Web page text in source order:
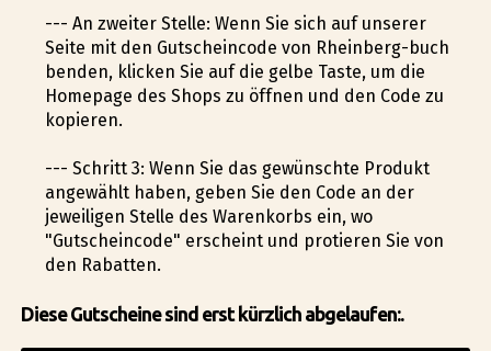
--- An zweiter Stelle: Wenn Sie sich auf unserer
Seite mit den Gutscheincode von Rheinberg-buch
befinden, klicken Sie auf die gelbe Taste, um die
Homepage des Shops zu öffnen und den Code zu
kopieren.
--- Schritt 3: Wenn Sie das gewünschte Produkt
angewählt haben, geben Sie den Code an der
jeweiligen Stelle des Warenkorbs ein, wo
"Gutscheincode" erscheint und profitieren Sie von
den Rabatten.
Diese Gutscheine sind erst kürzlich abgelaufen:.